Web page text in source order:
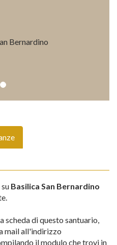
Basilica San Bernardino
scheda di questo santuario,
mail all'indirizzo
il modulo che trovi in